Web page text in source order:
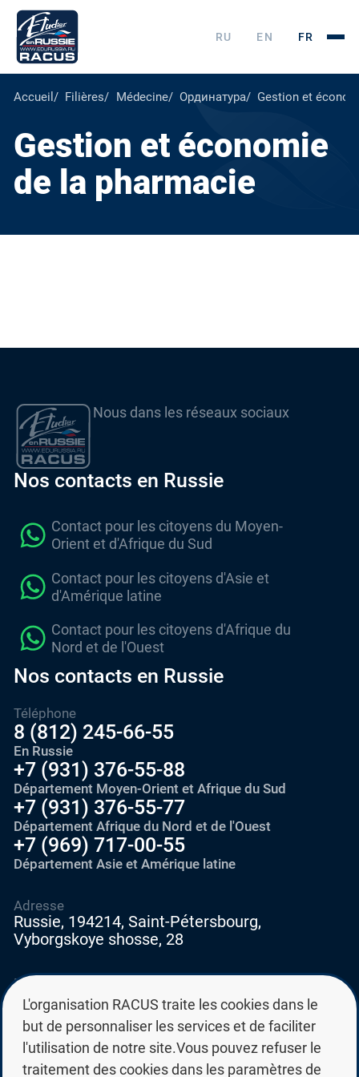
RU EN FR
Accueil Filières Médecine Ординатура Gestion et
Gestion et économie
de la pharmacie
Nous dans les réseaux sociaux
Nos contacts en Russie
Contact pour les citoyens du Moyen-
Orient et d'Afrique du Sud
Contact pour les citoyens d'Asie et
d'Amérique latine
Contact pour les citoyens d'Afrique du
Nord et de l'Ouest
Nos contacts en Russie
Téléphone
8 (812) 245-66-55
En Russie
+7 (931) 376-55-88
Département Moyen-Orient et Afrique du Sud
+7 (931) 376-55-77
Département Afrique du Nord et de l'Ouest
+7 (969) 717-00-55
Département Asie et Amérique latine
E-mail
education@edurussia.org
edurussia@racus.ru
Adresse
Russie, 194214, Saint-Pétersbourg,
Vyborgskoye shosse, 28
L'organisation RACUS traite les cookies dans le
but de personnaliser les services et de faciliter
l'utilisation de notre site.Vous pouvez refuser le
traitement des cookies dans les paramètres de